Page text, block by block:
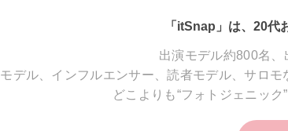
「itSnap」は、20
出演モデル約800名、
モデル、インフルエンサー、読者モデル、サロ
どこよりも“フォトジェニッ